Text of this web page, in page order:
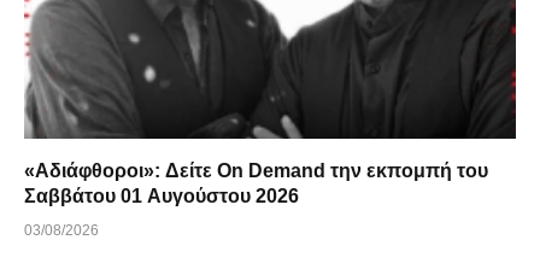
«Αδιάφθοροι»: Δείτε On Demand την εκπομπή του
Σαββάτου 01 Αυγούστου 2026
03/08/2026